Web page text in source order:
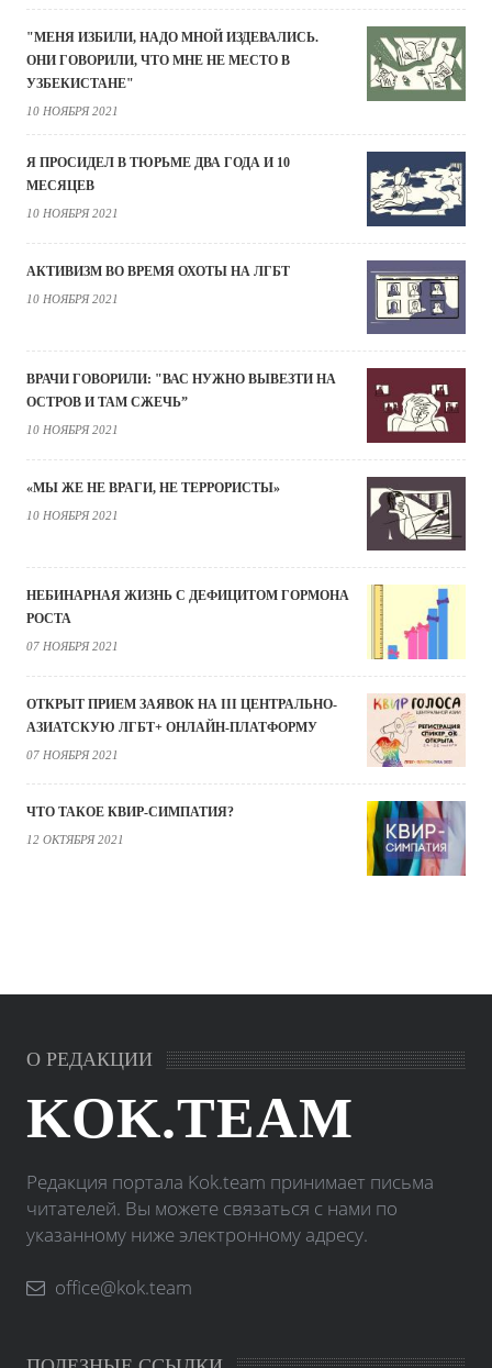
"МЕНЯ ИЗБИЛИ, НАДО МНОЙ ИЗДЕВАЛИСЬ.
ОНИ ГОВОРИЛИ, ЧТО МНЕ НЕ МЕСТО В
УЗБЕКИСТАНЕ"
10 НОЯБРЯ 2021
Я ПРОСИДЕЛ В ТЮРЬМЕ ДВА ГОДА И 10
МЕСЯЦЕВ
10 НОЯБРЯ 2021
АКТИВИЗМ ВО ВРЕМЯ ОХОТЫ НА ЛГБТ
10 НОЯБРЯ 2021
ВРАЧИ ГОВОРИЛИ: "ВАС НУЖНО ВЫВЕЗТИ НА
ОСТРОВ И ТАМ СЖЕЧЬ”
10 НОЯБРЯ 2021
«МЫ ЖЕ НЕ ВРАГИ, НЕ ТЕРРОРИСТЫ»
10 НОЯБРЯ 2021
НЕБИНАРНАЯ ЖИЗНЬ С ДЕФИЦИТОМ ГОРМОНА
РОСТА
07 НОЯБРЯ 2021
ОТКРЫТ ПРИЕМ ЗАЯВОК НА III ЦЕНТРАЛЬНО-
АЗИАТСКУЮ ЛГБТ+ ОНЛАЙН-ПЛАТФОРМУ
07 НОЯБРЯ 2021
ЧТО ТАКОЕ КВИР-СИМПАТИЯ?
12 ОКТЯБРЯ 2021
О РЕДАКЦИИ
KOK.TEAM
Редакция портала Kok.team принимает письма
читателей. Вы можете связаться с нами по
указанному ниже электронному адресу.
office@kok.team